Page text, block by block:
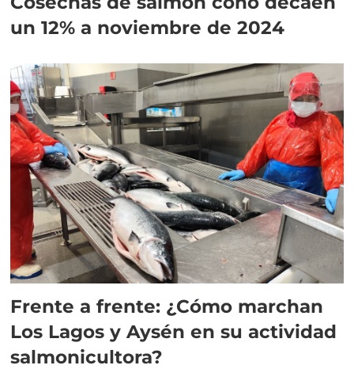
un 12% a noviembre de 2024
Frente a frente: ¿Cómo marchan
Los Lagos y Aysén en su actividad
salmonicultora?